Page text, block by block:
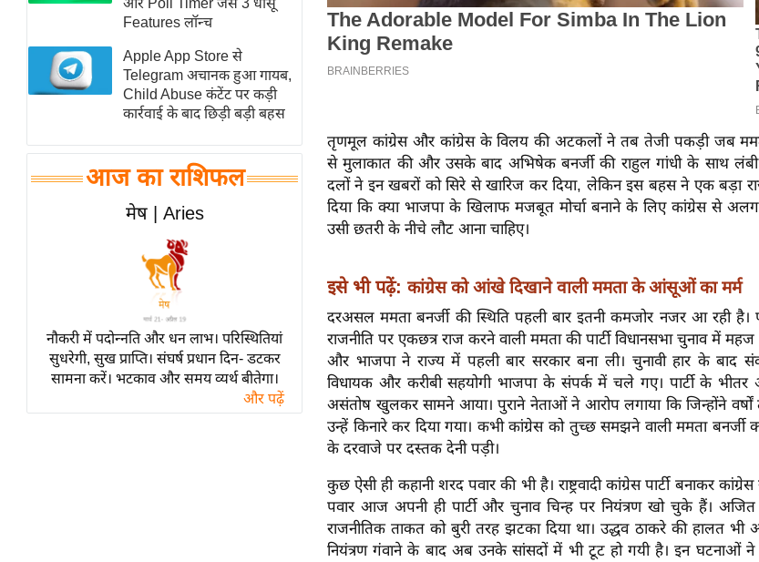
समसामयिक
मातृभूमि
स्तंभ
आई.
चाय पर
समीक्षा
धर्मस्थल
व्रत
और Poll Timer जैसे 3 धांसू
Features लॉन्च
Apple App Store से
Telegram अचानक हुआ गायब,
Child Abuse कंटेंट पर कड़ी
कार्रवाई के बाद छिड़ी बड़ी बहस
आज का राशिफल
मेष | Aries
नौकरी में पदोन्नति और धन लाभ। परिस्थितियां
सुधरेगी, सुख प्राप्ति। संघर्ष प्रधान दिन- डटकर
सामना करें। भटकाव और समय व्यर्थ बीतेगा।
और पढ़ें
तृणमूल कांग्रेस और कांग्रेस के विलय की अटकलों ने तब तेजी पकड़ी जब ममता
से मुलाकात की और उसके बाद अभिषेक बनर्जी की राहुल गांधी के साथ लंबी
दलों ने इन खबरों को सिरे से खारिज कर दिया, लेकिन इस बहस ने एक बड़ा
दिया कि क्या भाजपा के खिलाफ मजबूत मोर्चा बनाने के लिए कांग्रेस से
उसी छतरी के नीचे लौट आना चाहिए।
इसे भी पढ़ें: कांग्रेस को आंखे दिखाने वाली ममता के आंसूओं का मर्म
दरअसल ममता बनर्जी की स्थिति पहली बार इतनी कमजोर नजर आ रही
राजनीति पर एकछत्र राज करने वाली ममता की पार्टी विधानसभा चुनाव में
और भाजपा ने राज्य में पहली बार सरकार बना ली। चुनावी हार के बाद
विधायक और करीबी सहयोगी भाजपा के संपर्क में चले गए। पार्टी के
असंतोष खुलकर सामने आया। पुराने नेताओं ने आरोप लगाया कि जिन्होंने वर्षों
उन्हें किनारे कर दिया गया। कभी कांग्रेस को तुच्छ समझने वाली ममता बनर्जी
के दरवाजे पर दस्तक देनी पड़ी।
कुछ ऐसी ही कहानी शरद पवार की भी है। राष्ट्रवादी कांग्रेस पार्टी बनाकर
पवार आज अपनी ही पार्टी और चुनाव चिन्ह पर नियंत्रण खो चुके हैं। अजित
राजनीतिक ताकत को बुरी तरह झटका दिया था। उद्धव ठाकरे की हालत भी
नियंत्रण गंवाने के बाद अब उनके सांसदों में भी टूट हो गयी है। इन घटनाओं